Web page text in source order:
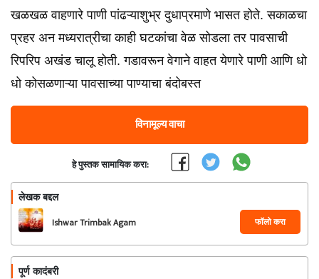
खळखळ वाहणारे पाणी पांढऱ्याशुभ्र दुधाप्रमाणे भासत होते. सकाळचा
प्रहर अन मध्यरात्रीचा काही घटकांचा वेळ सोडला तर पावसाची
रिपरिप अखंड चालू होती. गडावरून वेगाने वाहत येणारे पाणी आणि धो
धो कोसळणाऱ्या पावसाच्या पाण्याचा बंदोबस्त
विनामूल्य वाचा
हे पुस्तक सामायिक करा:
लेखक बद्दल
Ishwar Trimbak Agam फॉलो करा
पूर्ण कादंबरी